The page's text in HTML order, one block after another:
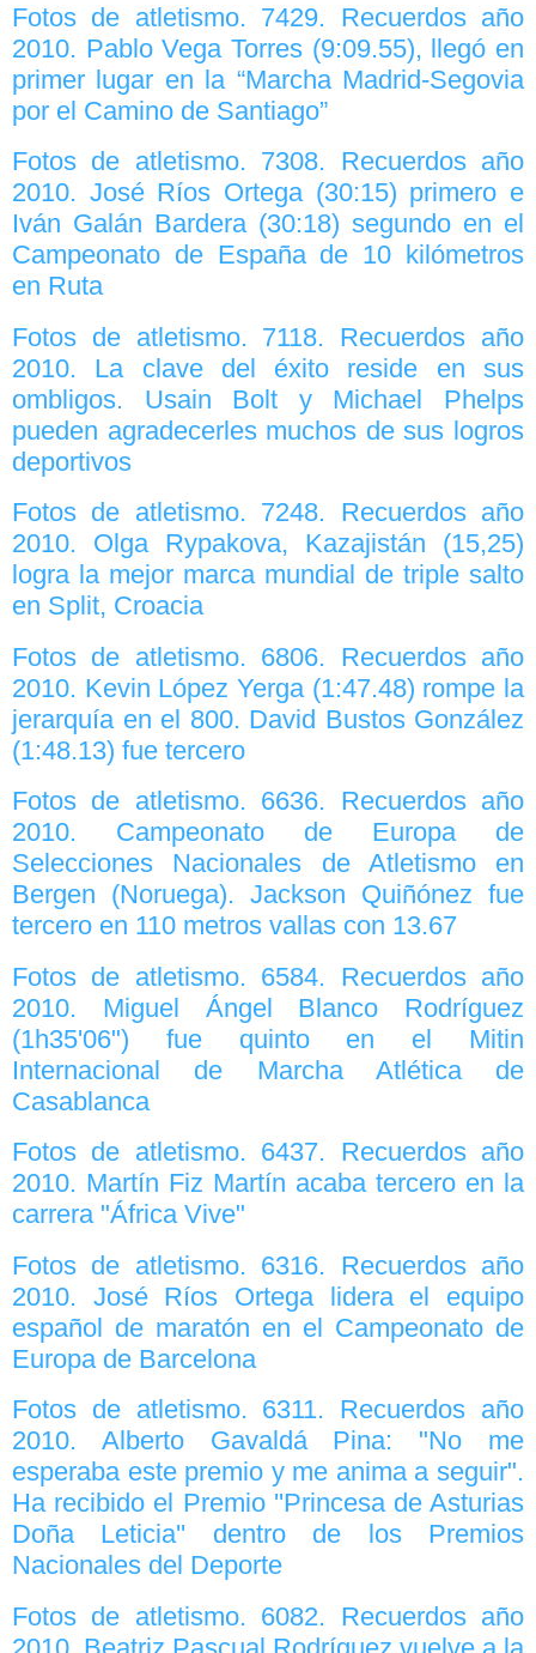
Fotos de atletismo. 7429. Recuerdos año
2010. Pablo Vega Torres (9:09.55), llegó en
primer lugar en la “Marcha Madrid-Segovia
por el Camino de Santiago”
Fotos de atletismo. 7308. Recuerdos año
2010. José Ríos Ortega (30:15) primero e
Iván Galán Bardera (30:18) segundo en el
Campeonato de España de 10 kilómetros
en Ruta
Fotos de atletismo. 7118. Recuerdos año
2010. La clave del éxito reside en sus
ombligos. Usain Bolt y Michael Phelps
pueden agradecerles muchos de sus logros
deportivos
Fotos de atletismo. 7248. Recuerdos año
2010. Olga Rypakova, Kazajistán (15,25)
logra la mejor marca mundial de triple salto
en Split, Croacia
Fotos de atletismo. 6806. Recuerdos año
2010. Kevin López Yerga (1:47.48) rompe la
jerarquía en el 800. David Bustos González
(1:48.13) fue tercero
Fotos de atletismo. 6636. Recuerdos año
2010. Campeonato de Europa de
Selecciones Nacionales de Atletismo en
Bergen (Noruega). Jackson Quiñónez fue
tercero en 110 metros vallas con 13.67
Fotos de atletismo. 6584. Recuerdos año
2010. Miguel Ángel Blanco Rodríguez
(1h35'06") fue quinto en el Mitin
Internacional de Marcha Atlética de
Casablanca
Fotos de atletismo. 6437. Recuerdos año
2010. Martín Fiz Martín acaba tercero en la
carrera "África Vive"
Fotos de atletismo. 6316. Recuerdos año
2010. José Ríos Ortega lidera el equipo
español de maratón en el Campeonato de
Europa de Barcelona
Fotos de atletismo. 6311. Recuerdos año
2010. Alberto Gavaldá Pina: "No me
esperaba este premio y me anima a seguir".
Ha recibido el Premio ''Princesa de Asturias
Doña Leticia'' dentro de los Premios
Nacionales del Deporte
Fotos de atletismo. 6082. Recuerdos año